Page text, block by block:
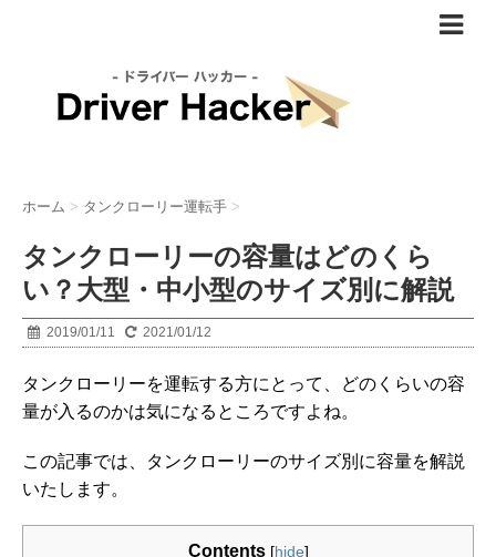
ホーム > タンクローリー運転手 >
タンクローリーの容量はどのくら
い？大型・中小型のサイズ別に解説
2019/01/11 2021/01/12
タンクローリーを運転する方にとって、どのくらいの容
量が入るのかは気になるところですよね。
この記事では、タンクローリーのサイズ別に容量を解説
いたします。
Contents [hide]